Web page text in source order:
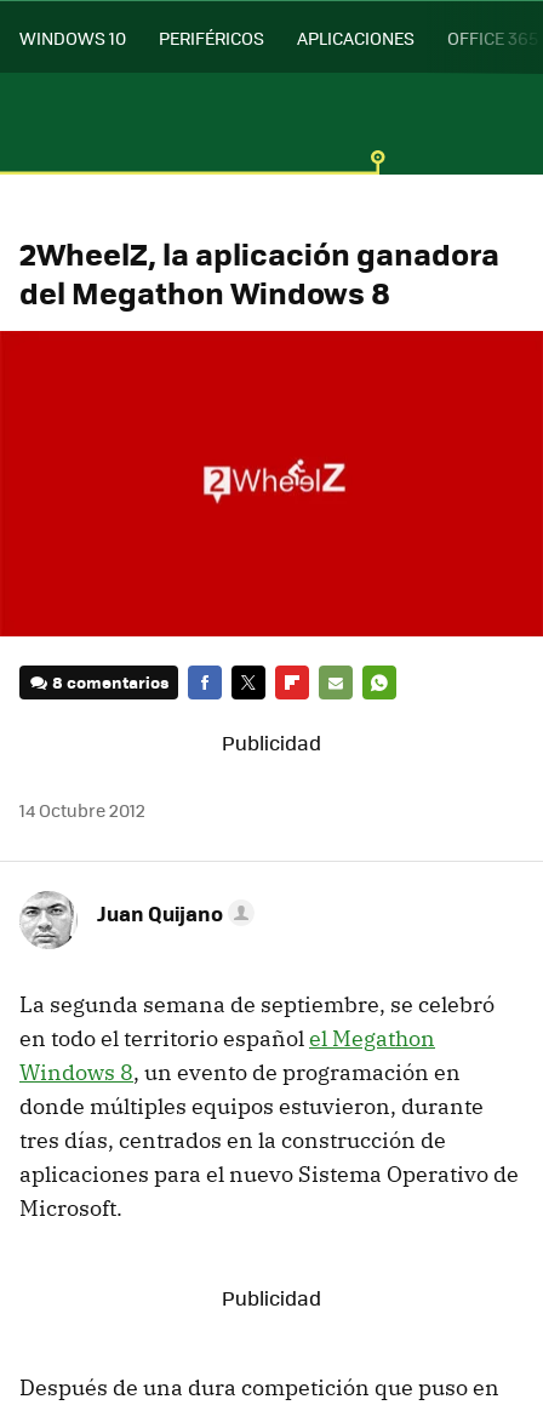
WINDOWS 10 PERIFÉRICOS APLICACIONES OFFICE 365
2WheelZ, la aplicación ganadora
del Megathon Windows 8
8 comentarios
MAIL
14 Octubre 2012
Juan Quijano
La segunda semana de septiembre, se celebró
en todo el territorio españolel Megathon
Windows 8, un evento de programación en
donde múltiples equipos estuvieron, durante
tres días, centrados en la construcción de
aplicaciones para el nuevo Sistema Operativo de
Microsoft.
Después de una dura competición que puso en